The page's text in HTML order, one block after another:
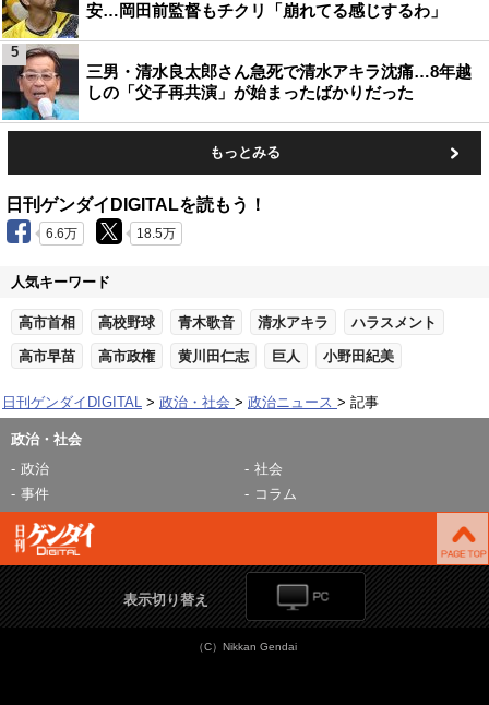
安…岡田前監督もチクリ「崩れてる感じするわ」
三男・清水良太郎さん急死で清水アキラ沈痛…8年越
しの「父子再共演」が始まったばかりだった
5
もっとみる
日刊ゲンダイDIGITALを読もう！
6.6万 18.5万
人気キーワード
高市首相 高校野球 青木歌音 清水アキラ ハラスメント
高市早苗 高市政権 黄川田仁志 巨人 小野田紀美
日刊ゲンダイDIGITAL 政治・社会 政治ニュース 記事
政治・社会
政治
社会
事件
コラム
表示切り替え
（C）Nikkan Gendai